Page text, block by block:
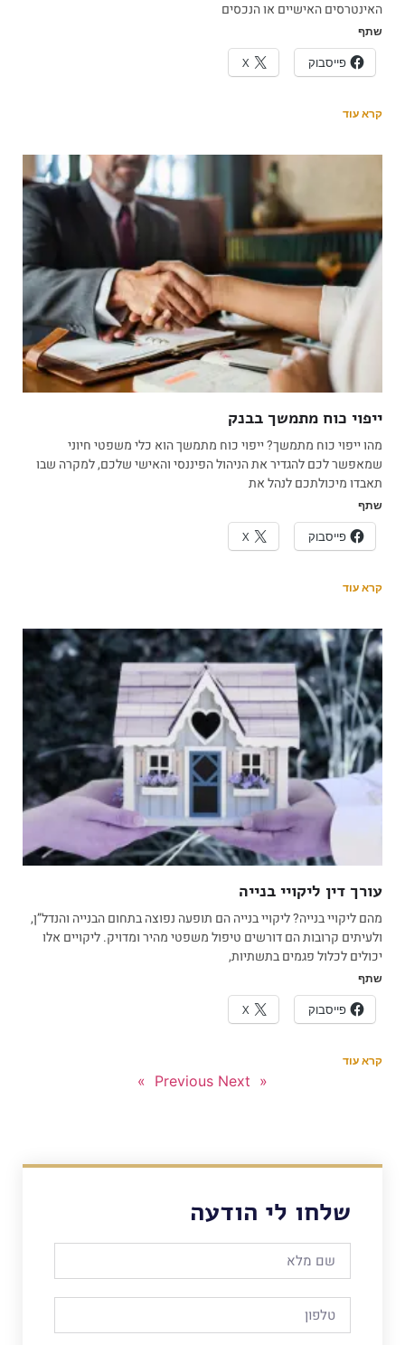
האינטרסים האישיים או הנכסים
שתף
פייסבוק X
קרא עוד
ייפוי כוח מתמשך בבנק
מהו ייפוי כוח מתמשך? ייפוי כוח מתמשך הוא כלי משפטי חיוני
שמאפשר לכם להגדיר את הניהול הפיננסי והאישי שלכם, למקרה שבו
תאבדו מיכולתכם לנהל את
שתף
פייסבוק X
קרא עוד
עורך דין ליקויי בנייה
מהם ליקויי בנייה? ליקויי בנייה הם תופעה נפוצה בתחום הבנייה והנדל”ן,
ולעיתים קרובות הם דורשים טיפול משפטי מהיר ומדויק. ליקויים אלו
יכולים לכלול פגמים בתשתיות,
שתף
פייסבוק X
קרא עוד
« Previous
Next »
שלחו לי הודעה